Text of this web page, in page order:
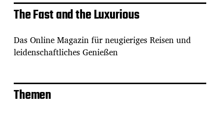
The Fast and the Luxurious
Das Online Magazin für neugieriges Reisen und
leidenschaftliches Genießen
Themen